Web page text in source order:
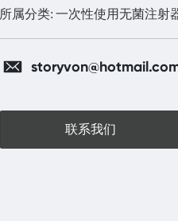
所属分类: 一次性使用无菌注射
联系我们